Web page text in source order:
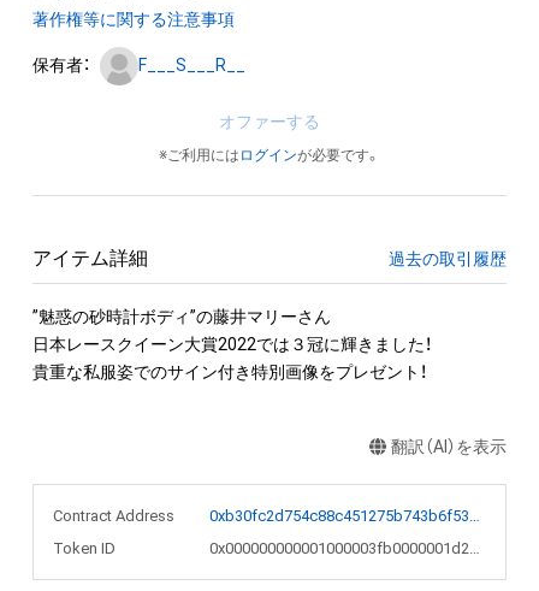
著作権等に関する注意事項
保有者： F___S___R__
オファーする
※ご利用には ログインが必要です。
アイテム詳細 過去の取引履歴
”魅惑の砂時計ボディ”の藤井マリーさん
日本レースクイーン大賞2022では３冠に輝きました！
貴重な私服姿でのサイン付き特別画像をプレゼント！
翻訳（AI）を表示
Contract Address
0xb30fc2d754c88c451275b743b6f530f19f643683
Token ID
0x000000000001000003fb0000001d29d0